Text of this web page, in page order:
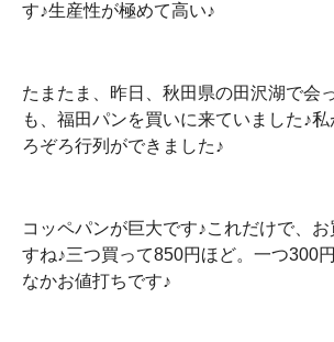
す♪生産性が極めて高い♪
たまたま、昨日、秋田県の田沢湖で会
も、福田パンを買いに来ていました♪
ろぞろ行列ができました♪
コッペパンが巨大です♪これだけで、お
すね♪三つ買って850円ほど。一つ300
なかお値打ちです♪